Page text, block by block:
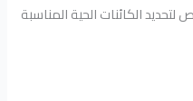
الكائنات الحية المناسبة